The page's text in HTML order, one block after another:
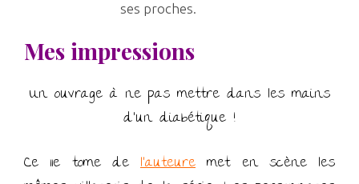
ses proches.
Mes impressions
Un ouvrage à ne pas mettre dans les mains
d’un diabétique !
Ce 11e tome de l’auteure met en scène les